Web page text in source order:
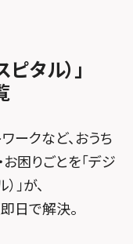
布施
タル）」
ークなど、おうち
困りごとを「デジ
」が、
日で解決。